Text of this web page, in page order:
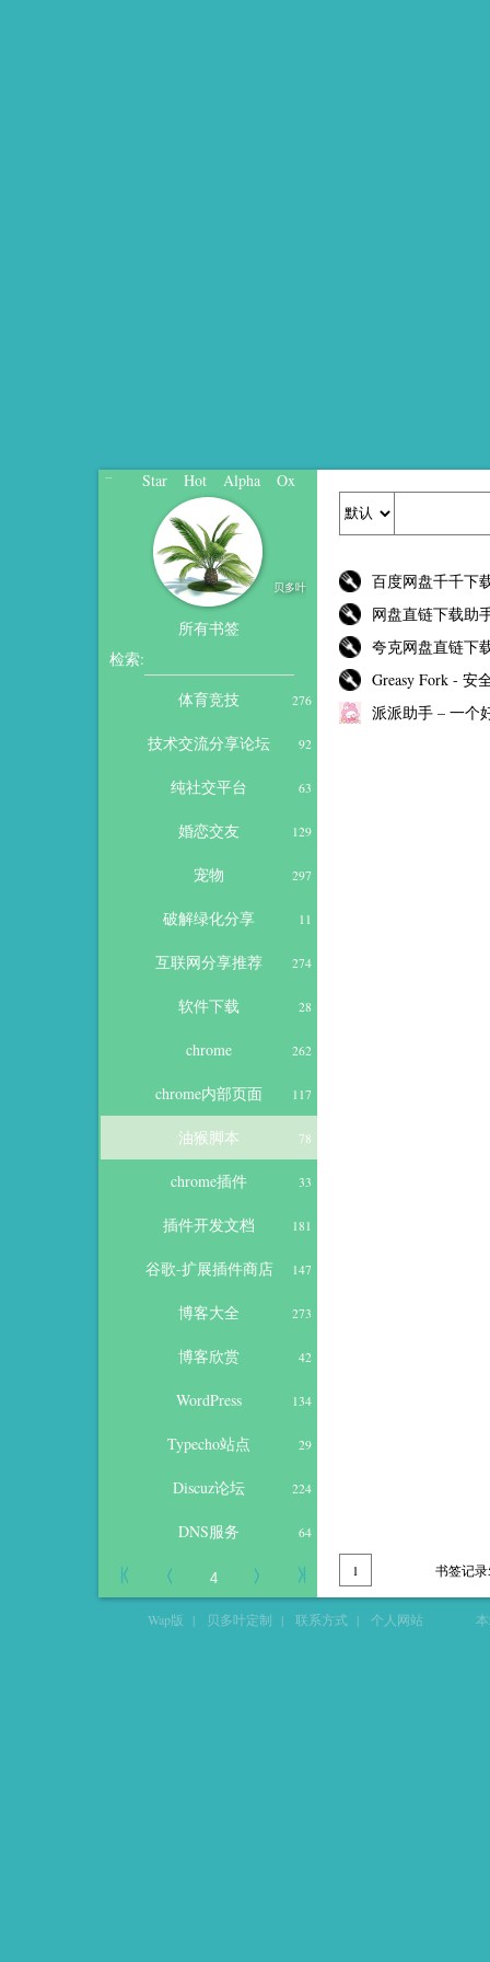
Star Hot Alpha Ox
贝多叶
所有书签
检索:
体育竞技
276
技术交流分享论坛 92
纯社交平台 63
婚恋交友 129
宠物 297
破解绿化分享 11
互联网分享推荐 274
软件下载 28
chrome 262
chrome内部页面 117
油猴脚本 78
chrome插件 33
插件开发文档 181
谷歌-扩展插件商店 147
博客大全 273
博客欣赏 42
WordPress 134
Typecho站点 29
Discuz论坛 224
DNS服务 64
百度网盘千千下
网盘直链下载助
夸克网盘直链下
Greasy Fork - 安
派派助手 – 一个
1 书签记
Wap版 | 贝多叶定制 | 联系方式 | 个人网站 本站